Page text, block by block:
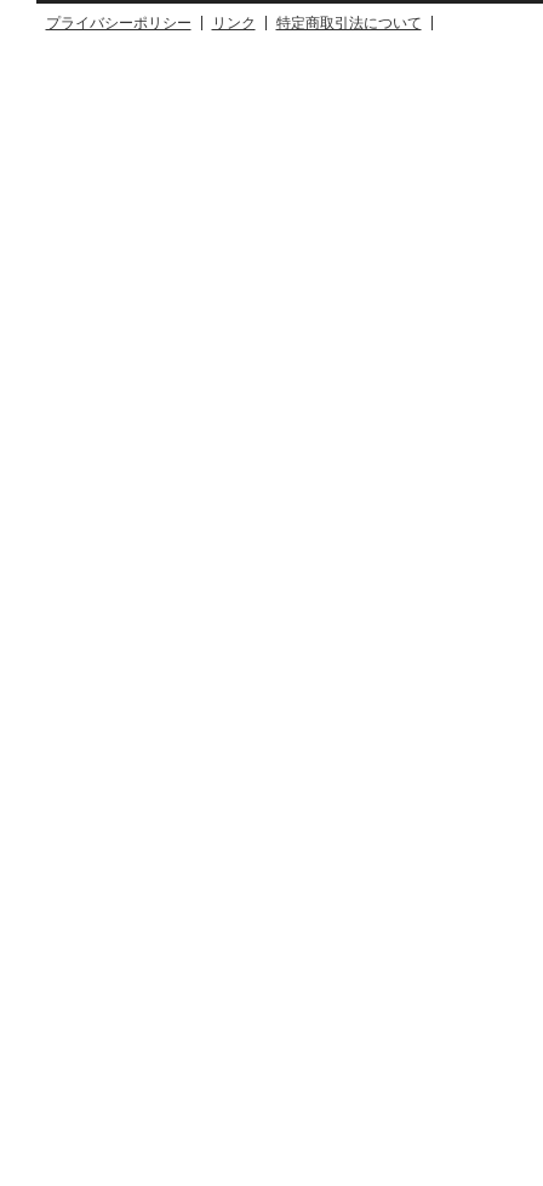
プライバシーポリシー リンク 特定商取引法について